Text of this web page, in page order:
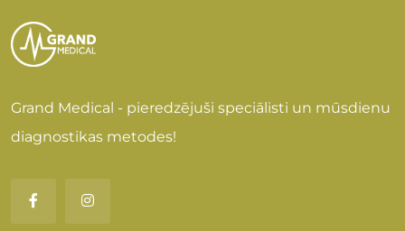
Grand Medical - pieredzējuši speciālisti un mūsdienu
diagnostikas metodes!